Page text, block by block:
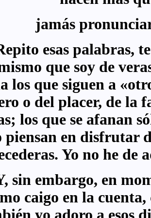
jamás
esas palabras,
que soy de
los que siguen a
o del placer, de la
los que se afanan
piensan en disfrutar
Yo no he de
sin embargo, en
caigo en la